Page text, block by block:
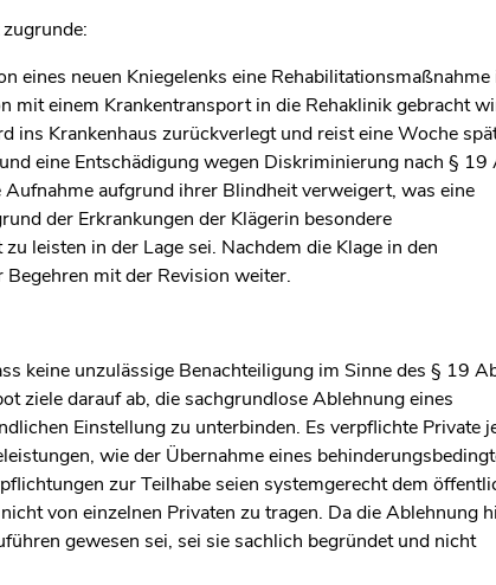
eines neuen Kniegelenks eine Rehabilitationsmaßnahme
mit einem Krankentransport in die Rehaklinik gebracht
ins Krankenhaus zurückverlegt und reist eine Woche
eine Entschädigung wegen Diskriminierung nach § 19
aufgrund ihrer Blindheit verweigert, was eine
der Erkrankungen der Klägerin besondere
leisten in der Lage sei. Nachdem die Klage in den
mit der Revision weiter.
keine unzulässige Benachteiligung im Sinne des § 19
ziele darauf ab, die sachgrundlose Ablehnung eines
Einstellung zu unterbinden. Es verpflichte Private
wie der Übernahme eines
zur Teilhabe seien systemgerecht dem
von einzelnen Privaten zu tragen. Da die Ablehnung
gewesen sei, sei sie sachlich begründet und nicht